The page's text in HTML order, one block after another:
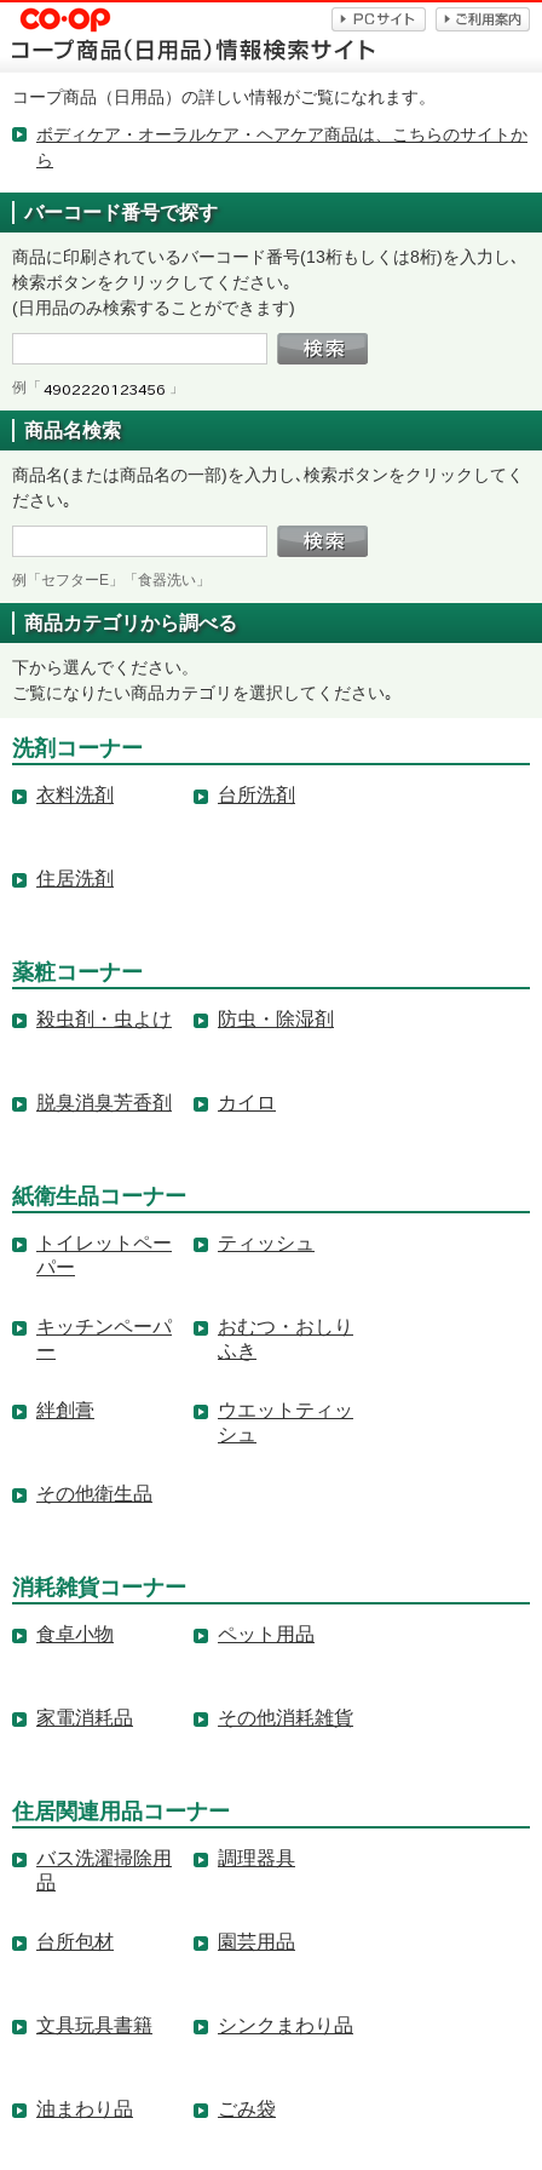
コープ商品（日用品）の詳しい情報がご覧になれます。
ボディケア・オーラルケア・ヘアケア商品は、こちらのサイトか
ら
バーコード番号で探す
商品に印刷されているバーコード番号(13桁もしくは8桁)を入力し､
検索ボタンをクリックしてください｡
(日用品のみ検索することができます)
例「 」
商品名検索
商品名(または商品名の一部)を入力し､検索ボタンをクリックしてく
ださい｡
例「セフターE」「食器洗い」
商品カテゴリから調べる
下から選んでください。
ご覧になりたい商品カテゴリを選択してください｡
洗剤コーナー
衣料洗剤 台所洗剤
住居洗剤
薬粧コーナー
殺虫剤・虫よけ 防虫・除湿剤
脱臭消臭芳香剤 カイロ
紙衛生品コーナー
トイレットペー
パー
ティッシュ
キッチンペーパ
ー
おむつ・おしり
ふき
絆創膏
ウエットティッ
シュ
その他衛生品
消耗雑貨コーナー
食卓小物 ペット用品
家電消耗品 その他消耗雑貨
住居関連用品コーナー
バス洗濯掃除用
品
調理器具
台所包材 園芸用品
文具玩具書籍 シンクまわり品
油まわり品 ごみ袋